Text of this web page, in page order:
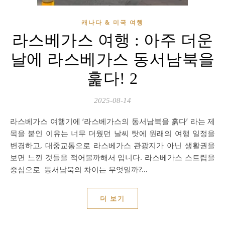
캐나다 & 미국 여행
라스베가스 여행 : 아주 더운
날에 라스베가스 동서남북을
훑다! 2
2025-08-14
라스베가스 여행기에 ‘라스베가스의 동서남북을 훍다’ 라는 제
목을 붙인 이유는 너무 더웠던 날씨 탓에 원래의 여행 일정을
변경하고, 대중교통으로 라스베가스 관광지가 아닌 생활권을
보면 느낀 것들을 적어볼까해서 입니다. 라스베가스 스트립을
중심으로 동서남북의 차이는 무엇일까?…
더 보기